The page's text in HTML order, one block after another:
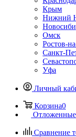
Крым
Нижний
Омск
Ростов-
Санкт-
Уфа
Личный
Корзина0
Отложенные
Сравнение